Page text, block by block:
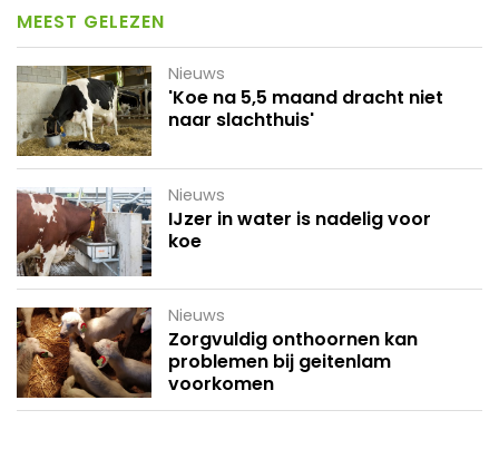
MEEST GELEZEN
Nieuws
'Koe na 5,5 maand dracht niet
naar slachthuis'
Nieuws
IJzer in water is nadelig voor
koe
Nieuws
Zorgvuldig onthoornen kan
problemen bij geitenlam
voorkomen